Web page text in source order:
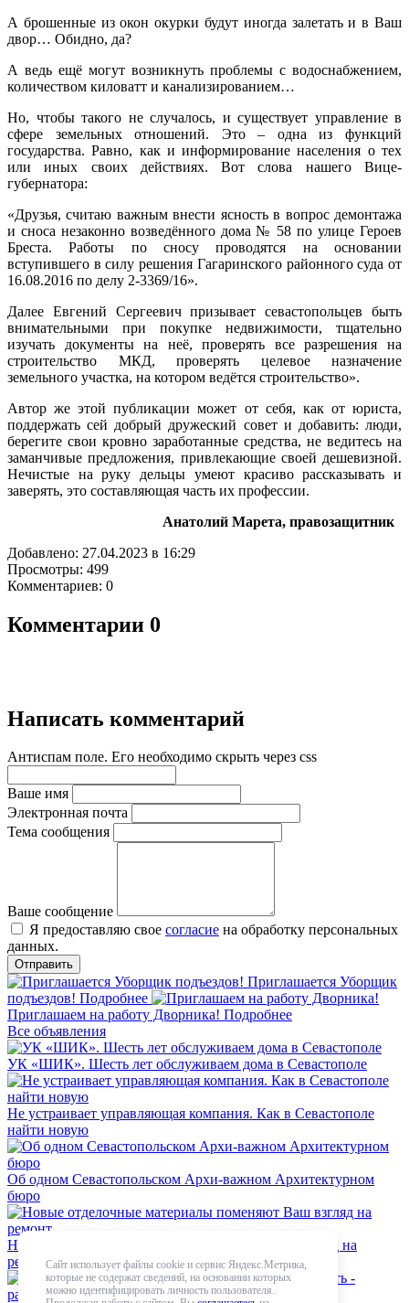
А брошенные из окон окурки будут иногда залетать и в Ваш
двор… Обидно, да?
А ведь ещё могут возникнуть проблемы с водоснабжением,
количеством киловатт и канализированием…
Но, чтобы такого не случалось, и существует управление в
сфере земельных отношений. Это – одна из функций
государства. Равно, как и информирование населения о тех
или иных своих действиях. Вот слова нашего Вице-
губернатора:
«Друзья, считаю важным внести ясность в вопрос демонтажа
и сноса незаконно возведённого дома № 58 по улице Героев
Бреста. Работы по сносу проводятся на основании
вступившего в силу решения Гагаринского районного суда от
16.08.2016 по делу 2-3369/16».
Далее Евгений Сергеевич призывает севастопольцев быть
внимательными при покупке недвижимости, тщательно
изучать документы на неё, проверять все разрешения на
строительство МКД, проверять целевое назначение
земельного участка, на котором ведётся строительство».
Автор же этой публикации может от себя, как от юриста,
поддержать сей добрый дружеский совет и добавить: люди,
берегите свои кровно заработанные средства, не ведитесь на
заманчивые предложения, привлекающие своей дешевизной.
Нечистые на руку дельцы умеют красиво рассказывать и
заверять, это составляющая часть их профессии.
Анатолий Марета, правозащитник
Добавлено: 27.04.2023 в 16:29
Просмотры: 499
Комментариев: 0
Комментарии 0
Написать комментарий
Антиспам поле. Его необходимо скрыть через css
Ваше имя
Электронная почта
Тема сообщения
Ваше сообщение
Я предоставляю свое согласие на обработку персональных
данных.
Приглашается Уборщик
подъездов! Подробнее
Приглашаем на работу Дворника! Подробнее
Все объявления
УК «ШИК». Шесть лет обслуживаем дома в Севастополе
Не устраивает управляющая компания. Как в Севастополе
найти новую
Об одном Севастопольском Архи-важном Архитектурном
бюро
Новые отделочные материалы поменяют Ваш взгляд на
ремонтСайт использует файлы cookie и сервис Яндекс.Метрика,
которые не содержат сведений, на основании которых
можно идентифицировать личность пользователя.